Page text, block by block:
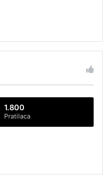
1.800
Pratilaca